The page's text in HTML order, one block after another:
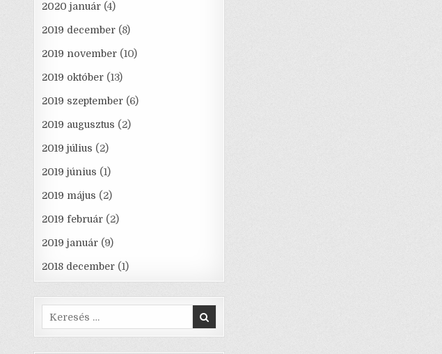
2020 január (4)
2019 december (8)
2019 november (10)
2019 október (13)
2019 szeptember (6)
2019 augusztus (2)
2019 július (2)
2019 június (1)
2019 május (2)
2019 február (2)
2019 január (9)
2018 december (1)
Search
for: